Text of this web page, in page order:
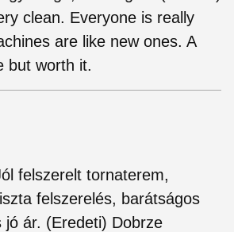
clean. Everyone is really
are like new ones. A
but worth it.
felszerelt tornaterem,
felszerelés, barátságos
jó ár. (Eredeti) Dobrze